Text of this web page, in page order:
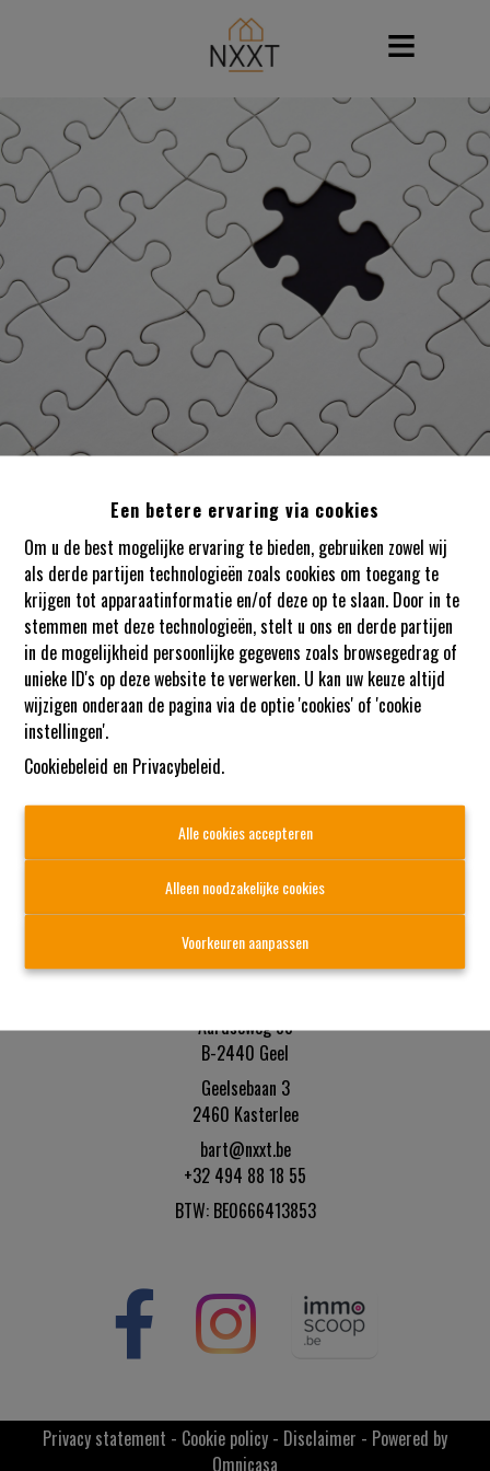
Een betere ervaring via cookies
Om u de best mogelijke ervaring te bieden, gebruiken zowel wij
als derde partijen technologieën zoals cookies om toegang te
krijgen tot apparaatinformatie en/of deze op te slaan. Door in te
stemmen met deze technologieën, stelt u ons en derde partijen
in de mogelijkheid persoonlijke gegevens zoals browsegedrag of
unieke ID's op deze website te verwerken. U kan uw keuze altijd
wijzigen onderaan de pagina via de optie 'cookies' of 'cookie
instellingen'.
Cookiebeleid en Privacybeleid.
Alle cookies accepteren
Alleen noodzakelijke cookies
Voorkeuren aanpassen
Oeps, deze pagina bestaat niet
meer
Aardseweg 88
B-2440 Geel
Geelsebaan 3
2460 Kasterlee
bart@nxxt.be
+32 494 88 18 55
BTW: BE0666413853
Privacy statement - Cookie policy - Disclaimer - Powered by
Omnicasa